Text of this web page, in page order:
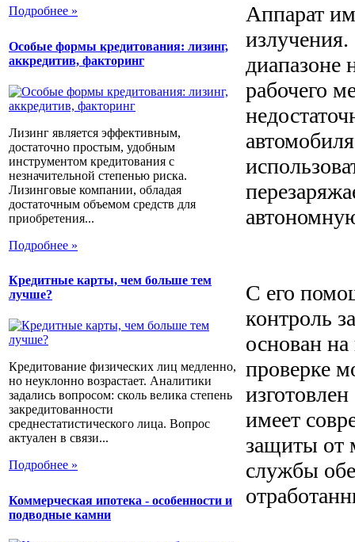
Подробнее »
Особые формы кредитования: лизинг,
аккредитив, факторинг
Лизинг является эффективным,
достаточно простым, удобным
инструментом кредитования с
незначительной степенью риска.
Лизинговые компании, обладая
достаточным объемом средств для
приобретения...
Подробнее »
Кредитные карты, чем больше тем
лучше?
Кредитование физических лиц медленно,
но неуклонно возрастает. Аналитики
задались вопросом: сколь велика степень
закредитованности
среднестатистического лица. Вопрос
актуален в связи...
Подробнее »
Коммерческая ипотека - особенности и
подводные камни
Аппарат
диапазоне
рабочего
С его
контроль
основан
проверке
имеет
защиты от
службы